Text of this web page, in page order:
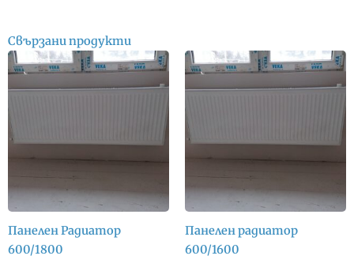
Свързани продукти
Панелен Радиатор
600/1800
Панелен радиатор
600/1600